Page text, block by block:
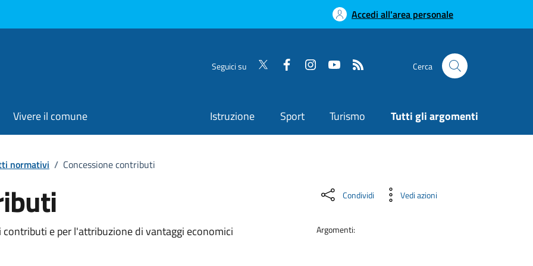
Accedi all'area personale
Seguici su Cerca
Vivere il comune Istruzione Sport Turismo Tutti gli argomenti
normativi / Concessione contributi
e per l'attribuzione di vantaggi economici
Condividi Vedi azioni
Argomenti: